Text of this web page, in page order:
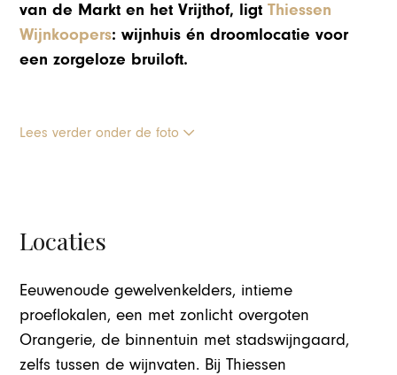
van de Markt en het Vrijthof, ligtThiessen
Wijnkoopers: wijnhuis én droomlocatie voor
een zorgeloze bruiloft.
Lees verder onder de foto
Locaties
Eeuwenoude gewelvenkelders, intieme
proeflokalen, een met zonlicht overgoten
Orangerie, de binnentuin met stadswijngaard,
zelfs tussen de wijnvaten. Bij Thiessen